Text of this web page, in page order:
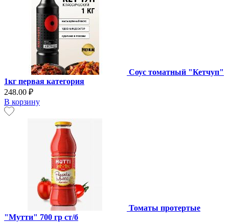
Соус томатный "Кетчуп"
1кг первая категория
248.00 ₽
В корзину
Томаты протертые
"Мутти" 700 гр ст/б